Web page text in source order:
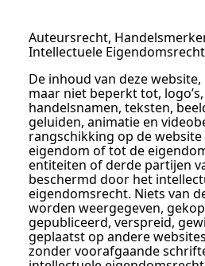
Auteursrecht,
Intellectuele
De inhoud van deze
maar niet beperkt tot,
handelsnamen, teksten,
geluiden, animatie en
rangschikking op de
eigendom of tot de
entiteiten of derde partijen
beschermd door het
eigendomsrecht. Niets van
worden weergegeven,
gepubliceerd, verspreid,
geplaatst op andere
zonder voorafgaande